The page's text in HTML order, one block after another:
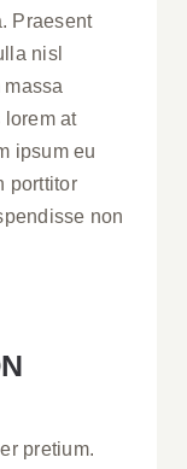
Praesent
nisl
lorem at
ipsum eu
porttitor
non
pretium.